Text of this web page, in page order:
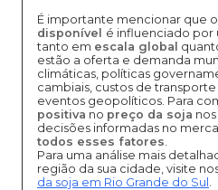
É importante mencionar que o
disponível é influenciado por
tanto em escala global
estão a oferta e demanda
climáticas, políticas
cambiais, custos de
eventos geopolíticos. Para
positiva no preço da soja
decisões informadas no
todos esses fatores.
Para uma análise mais
região da sua cidade, visite
da soja em Rio Grande do Sul .